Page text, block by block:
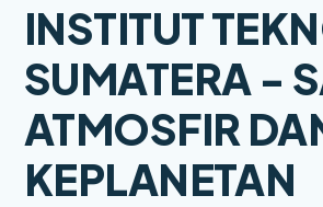
INSTITUT
SUMATERA -
ATMOSFIR
KEPLANETAN